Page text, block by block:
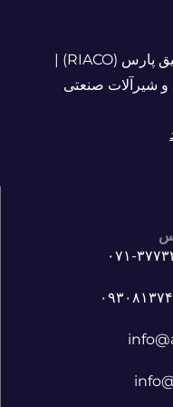
آشنایی با آدرین صنعت ابزار دقیق پارس (RIACO) |
و شیرآلات صنعتی